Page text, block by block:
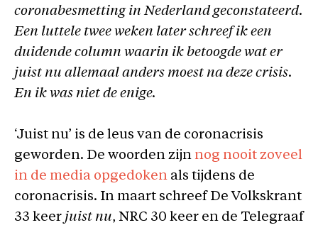
coronabesmetting in Nederland geconstateerd.
Een luttele twee weken later schreef ik een
duidende column waarin ik betoogde wat er
juist nu allemaal anders moest na deze crisis.
En ik was niet de enige.
‘Juist nu’ is de leus van de coronacrisis
geworden. De woorden zijn nog nooit zoveel
in de media opgedoken als tijdens de
coronacrisis. In maart schreef De Volkskrant
33 keer juist nu, NRC 30 keer en de Telegraaf